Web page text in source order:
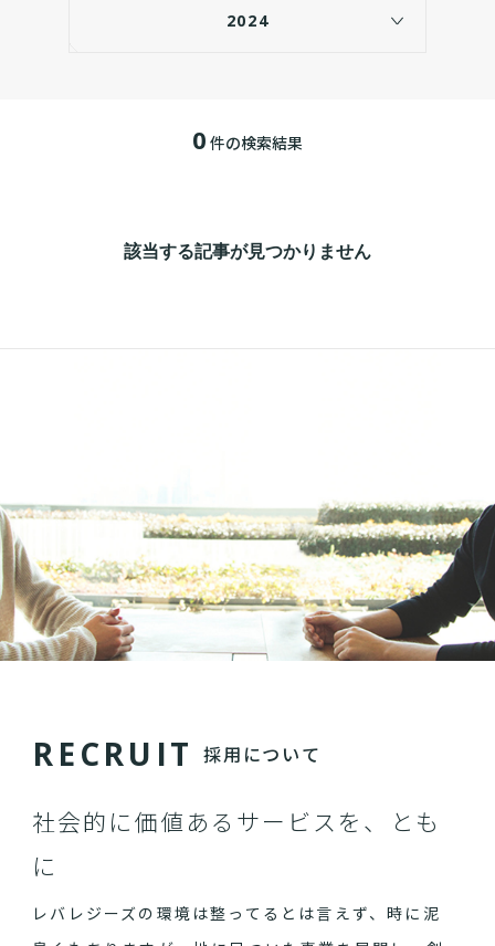
2024
0 件の検索結果
該当する記事が見つかりません
RECRU IT 採用について
社会的に価値あるサービスを、とも
に
レバレジーズの環境は整ってるとは言えず、時に泥